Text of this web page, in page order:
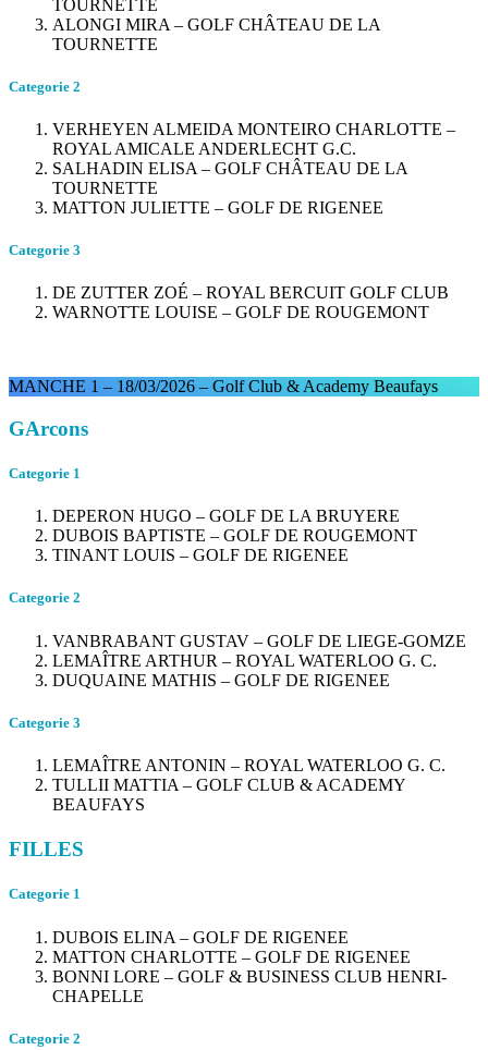
TOURNETTE
ALONGI MIRA – GOLF CHÂTEAU DE LA
TOURNETTE
Categorie 2
VERHEYEN ALMEIDA MONTEIRO CHARLOTTE –
ROYAL AMICALE ANDERLECHT G.C.
SALHADIN ELISA – GOLF CHÂTEAU DE LA
TOURNETTE
MATTON JULIETTE – GOLF DE RIGENEE
Categorie 3
DE ZUTTER ZOÉ – ROYAL BERCUIT GOLF CLUB
WARNOTTE LOUISE – GOLF DE ROUGEMONT
MANCHE 1 – 18/03/2026 – Golf Club & Academy Beaufays
GArcons
Categorie 1
DEPERON HUGO – GOLF DE LA BRUYERE
DUBOIS BAPTISTE – GOLF DE ROUGEMONT
TINANT LOUIS – GOLF DE RIGENEE
Categorie 2
VANBRABANT GUSTAV – GOLF DE LIEGE-GOMZE
LEMAÎTRE ARTHUR – ROYAL WATERLOO G. C.
DUQUAINE MATHIS – GOLF DE RIGENEE
Categorie 3
LEMAÎTRE ANTONIN – ROYAL WATERLOO G. C.
TULLII MATTIA – GOLF CLUB & ACADEMY
BEAUFAYS
FILLES
Categorie 1
DUBOIS ELINA – GOLF DE RIGENEE
MATTON CHARLOTTE – GOLF DE RIGENEE
BONNI LORE – GOLF & BUSINESS CLUB HENRI-
CHAPELLE
Categorie 2